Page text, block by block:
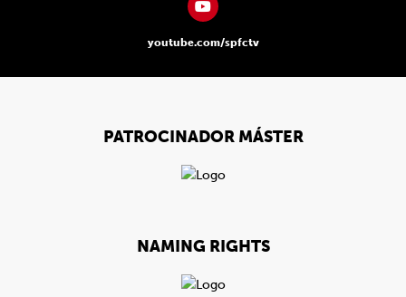
youtube.com/spfctv
PATROCINADOR MÁSTER
NAMING RIGHTS